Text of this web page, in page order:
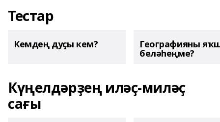
Тестар
Кемдең дуҫы кем? Географияны
беләһеңме?
Күңелдәрҙең иләҫ-миләҫ
сағы